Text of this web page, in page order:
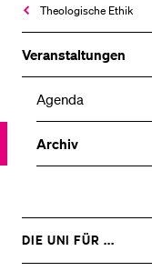
Theologische Ethik
Veranstaltungen
Agenda
Archiv
DIE UNI FÜR ...
ZEIGE
DAS